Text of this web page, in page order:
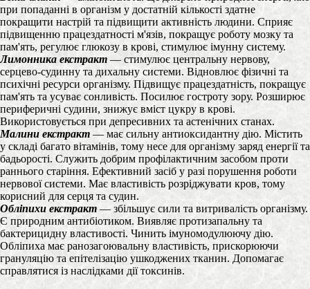
при попаданні в організм у достатній кількості здатне
покращити настрій та підвищити активність людини. Сприяє
підвищенню працездатності м'язів, покращує роботу мозку та
пам'ять, регулює глюкозу в крові, стимулює імунну систему.
Лимонника екстракт— стимулює центральну нервову,
серцево-судинну та дихальну системи. Відновлює фізичні та
психічні ресурси організму. Підвищує працездатність, покращує
пам'ять та усуває сонливість. Посилює гостроту зору. Розширює
периферичні судини, знижує вміст цукру в крові.
Використовується при депресивних та астенічних станах.
Малини екстракт — має сильну антиоксидантну дію. Містить
у складі багато вітамінів, тому несе для організму заряд енергії та
бадьорості. Служить добрим профілактичним засобом проти
раннього старіння. Ефективний засіб у разі порушення роботи
нервової системи. Має властивість розріджувати кров, тому
корисний для серця та судин.
Обліпихи екстракт— збільшує сили та витривалість організму.
Є природним антибіотиком. Виявляє протизапальну та
бактерицидну властивості. Чинить імуномодулюючу дію.
Обліпиха має ранозагоювальну властивість, прискорюючи
грануляцію та епітелізацію ушкоджених тканин. Допомагає
справлятися із наслідками дії токсинів.